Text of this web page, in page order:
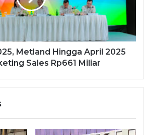
Metland Hingga April 2025
Sales Rp661 Miliar